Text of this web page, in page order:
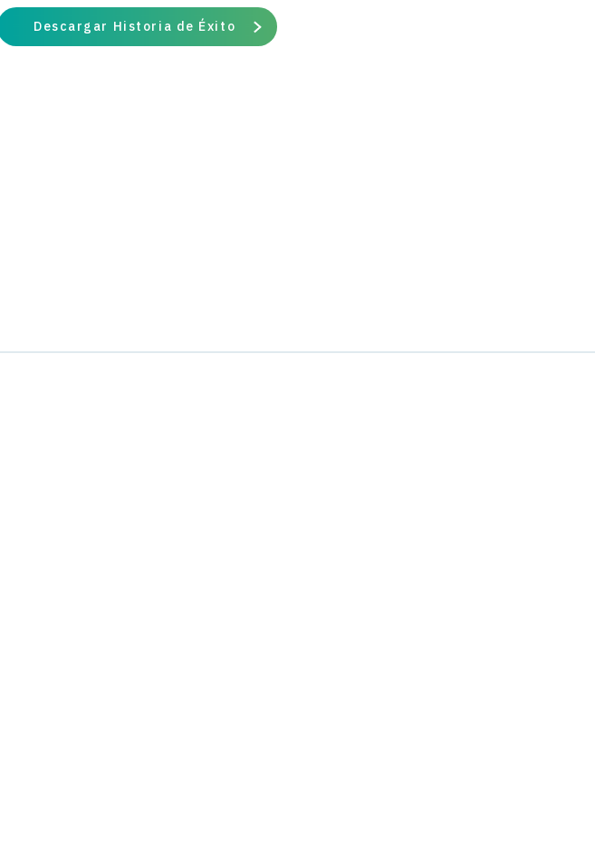
resultando en los siguientes beneficios:
Eliminación de pedraplén ahorrando tiempo y costo de transporte e
Descargar Historia de Éxito